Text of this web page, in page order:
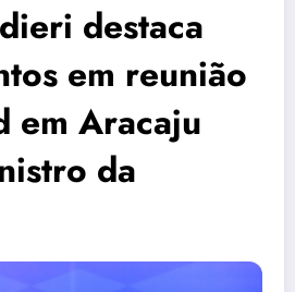
destaca
em reunião
em Aracaju
da